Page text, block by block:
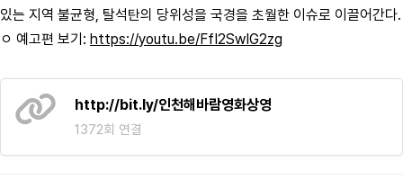
있는 지역 불균형, 탈석탄의 당위성을 국경을 초월한 이슈로 이끌어간다.
ㅇ 예고편 보기: https://youtu.be/FfI2SwIG2zg
http://bit.ly/인천해바람영화상영
1372회 연결